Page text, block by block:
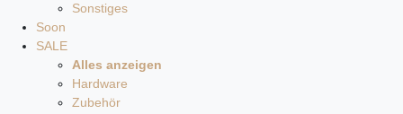
Sonstiges
Soon
SALE
Alles anzeigen
Hardware
Zubehör